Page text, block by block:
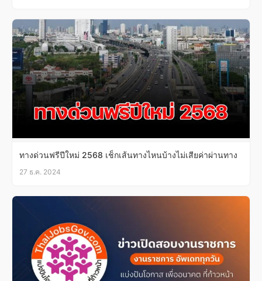
ทางด่วนฟรีปีใหม่ 2568 เช็กเส้นทางไหนบ้างไม่เสียค่าผ่านทาง
27 ธ.ค. 2024